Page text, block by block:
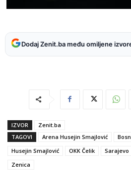
Dodaj Zenit.ba među omiljene
IZVOR
Zenit.ba
TAGOVI
Arena Husejin Smajlović
Husejin Smajlović
OKK Čelik Sarajevo
Zenica